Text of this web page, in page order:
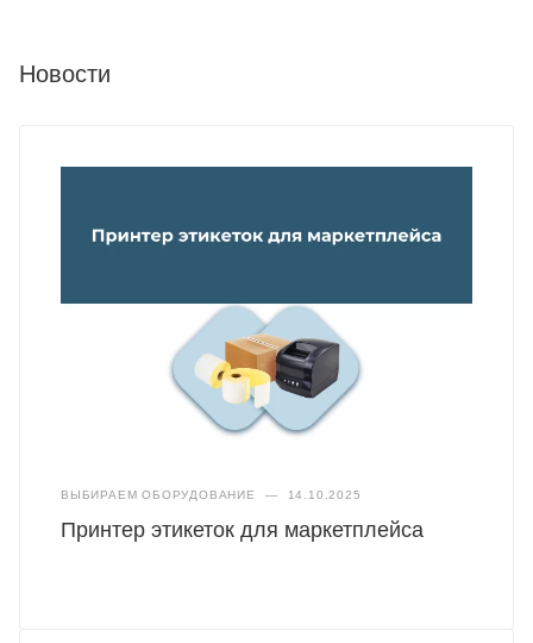
Новости
ВЫБИРАЕМ ОБОРУДОВАНИЕ — 14.10.2025
Принтер этикеток для маркетплейса